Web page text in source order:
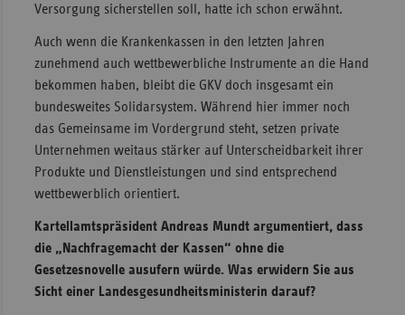
Versorgung sicherstellen soll, hatte ich schon erwähnt.
Auch wenn die Krankenkassen in den letzten Jahren
zunehmend auch wettbewerbliche Instrumente an die Hand
bekommen haben, bleibt die GKV doch insgesamt ein
bundesweites Solidarsystem. Während hier immer noch
das Gemeinsame im Vordergrund steht, setzen private
Unternehmen weitaus stärker auf Unterscheidbarkeit ihrer
Produkte und Dienstleistungen und sind entsprechend
wettbewerblich orientiert.
Kartellamtspräsident Andreas Mundt argumentiert, dass
die „Nachfragemacht der Kassen“ ohne die
Gesetzesnovelle ausufern würde. Was erwidern Sie aus
Sicht einer Landesgesundheitsministerin darauf?